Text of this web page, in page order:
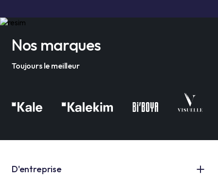
Nos marques
Toujours le meilleur
D'entreprise